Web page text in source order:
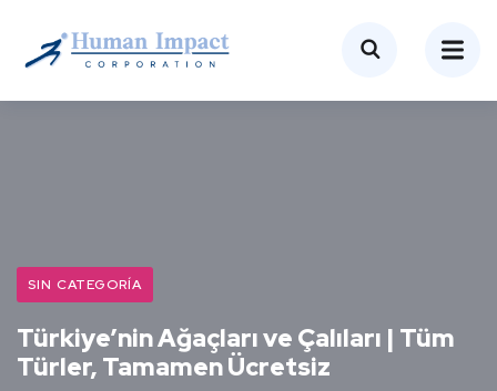
SIN CATEGORÍA
Türkiye’nin Ağaçları ve Çalıları | Tüm
Türler, Tamamen Ücretsiz